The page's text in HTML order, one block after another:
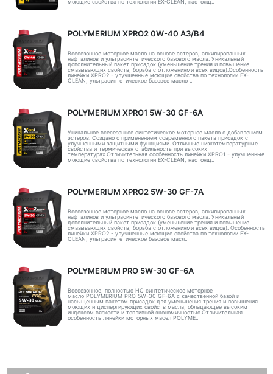
моющие свойства по технологии EX-CLEAN, настоящ..
POLYMERIUM XPRO2 0W-40 A3/B4
Всесезонное моторное масло на основе эстеров, алкилированных
нафталинов и ультрасинтетического базового масла. Уникальный
дополнительный пакет присадок (уменьшение трения и повышение
смазывающих свойств, борьба с отложениями всех видов).Особенность
линейки XPRO2 - улучшенные моющие свойства по технологии EX-
CLEAN, ультрасинтетическое базовое масло ..
POLYMERIUM XPRO1 5W-30 GF-6A
Уникальное всесезонное синтетическое моторное масло с добавлением
эстеров. Создано с применением современного пакета присадок с
улучшенными защитными функциями. Отличные низкотемпературные
свойства и термическая стабильность при высоких
температурах.Отличительная особенность линейки XPRO1 - улучшенные
моющие свойства по технологии EX-CLEAN, настоящ..
POLYMERIUM XPRO2 5W-30 GF-7A
Всесезонное моторное масло на основе эстеров, алкилированных
нафталинов и ультрасинтетического базового масла. Уникальный
дополнительный пакет присадок (уменьшение трения и повышение
смазывающих свойств, борьба с отложениями всех видов). Особенность
линейки XPRO2 - улучшенные моющие свойства по технологии EX-
CLEAN, ультрасинтетическое базовое масл..
POLYMERIUM PRO 5W-30 GF-6A
Всесезонное, полностью HC синтетическое моторное
масло POLYMERIUM PRO 5W-30 GF-6A с качественной базой и
насыщенным пакетом присадок для уменьшения трения и повышения
моющих и диспергирующих свойств масла, обладающее высоким
индексом вязкости и топливной экономичностью.Отличительная
особенность линейки моторных масел POLYME..